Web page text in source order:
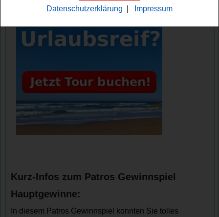
Kurz-Infos zum Patros Gewinnspiel
Hauptgewinne:
In diesem Patros Gewinnspiel konnten Sie tolles
Datenschutzerklärung Impressum